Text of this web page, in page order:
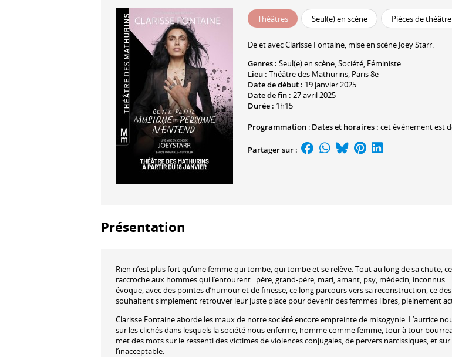
Théâtres Seul(e) en scène Pièces de théâtre
De et avecClarisse Fontaine, mise en scène Joey Starr.
Genres : Seul(e) en scène,Société, Féministe
Lieu : Théâtre des Mathurins, Paris 8e
Date de début : 19 janvier 2025
Date de fin : 27 avril 2025
Durée : 1h15
Programmation : Dates et horaires : cet évènement est
Partager sur :
Présentation
Rien n’est plus fort qu’une femme qui tombe, qui tombe et se relève. Tout au long de sa chute,
raccroche aux hommes qui l’entourent : père, grand-père, mari, amant, psy, médecin,
évoque, avec des pointes d’humour et de finesse, ce long parcours vers sa reconstruction, ce
souhaitent simplement retrouver leur juste place pour devenir des femmes libres, pleinement
Clarisse Fontaine aborde les maux de notre société encore empreinte de misogynie. L’autrice
sur les clichés dans lesquels la société nous enferme, homme comme femme, tour à tour
met des mots sur le ressenti des victimes de violences conjugales, de pervers narcissiques, et sur
l’inacceptable.